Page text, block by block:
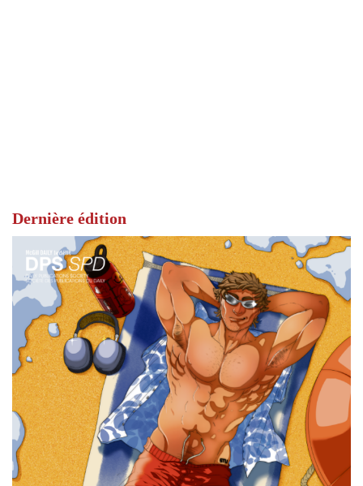
Dernière édition